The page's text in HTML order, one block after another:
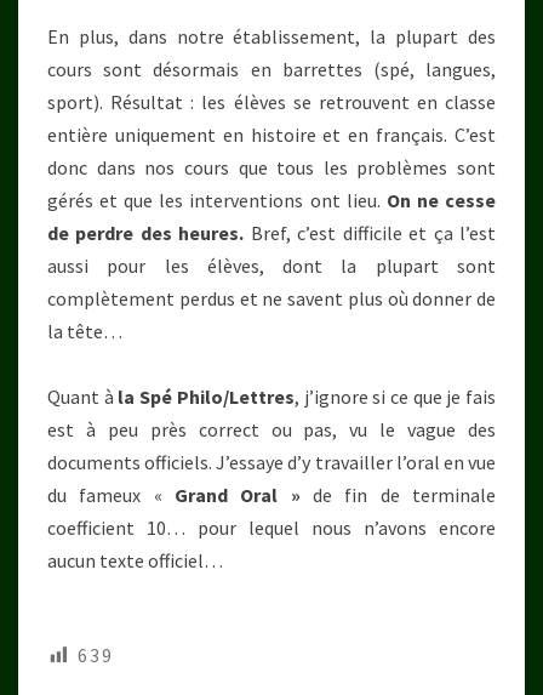
En plus, dans notre établissement, la plupart des
cours sont désormais en barrettes (spé, langues,
sport). Résultat : les élèves se retrouvent en classe
entière uniquement en histoire et en français. C’est
donc dans nos cours que tous les problèmes sont
gérés et que les interventions ont lieu. On ne cesse
de perdre des heures. Bref, c’est difficile et ça l’est
aussi pour les élèves, dont la plupart sont
complètement perdus et ne savent plus où donner de
la tête…
Quant à la Spé Philo/Lettres, j’ignore si ce que je fais
est à peu près correct ou pas, vu le vague des
documents officiels. J’essaye d’y travailler l’oral en vue
du fameux « Grand Oral » de fin de terminale
coefficient 10… pour lequel nous n’avons encore
aucun texte officiel…
639